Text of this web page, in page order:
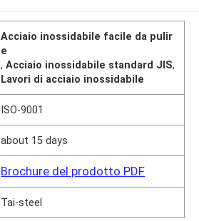
Acciaio inossidabile facile da pulir
e
,Acciaio inossidabile standard JIS,
Lavori di acciaio inossidabile
ISO-9001
about 15 days
Brochure del prodotto PDF
Tai-steel